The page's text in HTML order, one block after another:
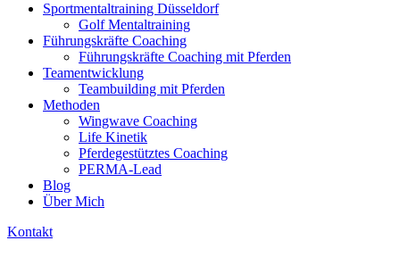
Sportmentaltraining Düsseldorf
Golf Mentaltraining
Führungskräfte Coaching
Führungskräfte Coaching mit Pferden
Teamentwicklung
Teambuilding mit Pferden
Methoden
Wingwave Coaching
Life Kinetik
Pferdegestütztes Coaching
PERMA-Lead
Blog
Über Mich
Kontakt